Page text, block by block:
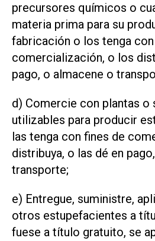
precursores químicos o
materia prima para su
fabricación o los tenga
comercialización, o los
pago, o almacene o
d) Comercie con plantas o
utilizables para producir
las tenga con fines de
distribuya, o las dé en
transporte;
e) Entregue, suministre,
otros estupefacientes a
fuese a título gratuito, se